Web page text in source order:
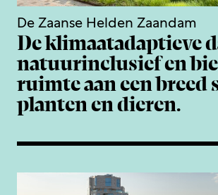
De Zaanse Helden Zaandam
De klimaatadaptieve
natuurinclusief en
ruimte aan een breed
planten en dieren.